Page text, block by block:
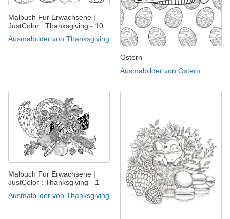
Malbuch Fur Erwachsene |
JustColor : Thanksgiving - 10
Ausmalbilder von Thanksgiving
Ostern
Ausmalbilder von Ostern
Malbuch Fur Erwachsene |
JustColor : Thanksgiving - 1
Ausmalbilder von Thanksgiving